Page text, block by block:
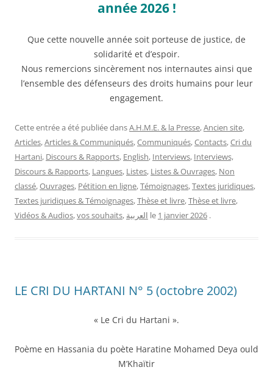
année 2026 !
Que cette nouvelle année soit porteuse de justice, de
solidarité et d’espoir.
Nous remercions sincèrement nos internautes ainsi que
l’ensemble des défenseurs des droits humains pour leur
engagement.
Cette entrée a été publiée dansA.H.M.E. & la Presse,Ancien site,
Articles,Articles & Communiqués,Communiqués,Contacts,Cri du
Hartani, Discours & Rapports, English, Interviews, Interviews,
Discours & Rapports, Langues, Listes, Listes & Ouvrages, Non
classé,Ouvrages, Pétition en ligne,Témoignages,Textes juridiques,
Textes juridiques & Témoignages,Thèse et livre,Thèse et livre,
Vidéos & Audios,vos souhaits, العربية le 1 janvier 2026 .
LE CRI DU HARTANI N° 5 (octobre 2002)
« Le Cri du Hartani ».
Poème en Hassania du poète Haratine Mohamed Deya ould
M’Khaïtir